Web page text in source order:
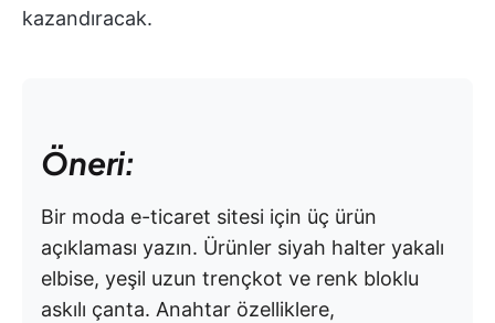
kazandıracak.
Öneri:
Bir moda e-ticaret sitesi için üç ürün
açıklaması yazın. Ürünler siyah halter yakalı
elbise, yeşil uzun trençkot ve renk bloklu
askılı çanta. Anahtar özelliklere,